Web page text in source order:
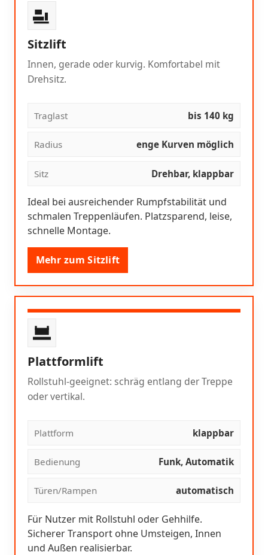
Sitzlift
Innen, gerade oder kurvig. Komfortabel mit
Drehsitz.
Traglast bis 140 kg
Radius enge Kurven möglich
Sitz Drehbar, klappbar
Ideal bei ausreichender Rumpfstabilität und
schmalen Treppenläufen. Platzsparend, leise,
schnelle Montage.
Mehr zum Sitzlift
Plattformlift
Rollstuhl-geeignet: schräg entlang der Treppe
oder vertikal.
Plattform klappbar
Bedienung Funk, Automatik
Türen/Rampen automatisch
Für Nutzer mit Rollstuhl oder Gehhilfe.
Sicherer Transport ohne Umsteigen, Innen
und Außen realisierbar.